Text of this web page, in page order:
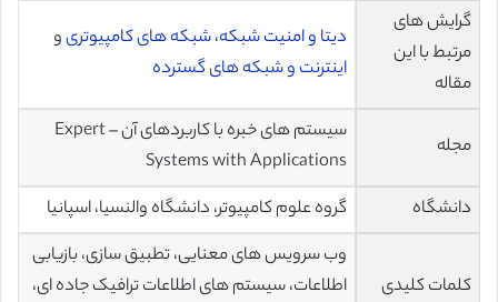
گرایش های
مرتبط با این
مقاله
دیتا و امنیت شبکه،شبکه های کامپیوتریو
اینترنت و شبکه های گسترده
مجله
سیستم های خبره با کاربردهای آن – Expert
Systems with Applications
دانشگاه
گروه علوم کامپیوتر، دانشگاه والنسیا، اسپانیا
کلمات کلیدی
وب سرویس های معنایی، تطبیق سازی، بازیابی
اطلاعات، سیستم های اطلاعات ترافیک جاده ای،